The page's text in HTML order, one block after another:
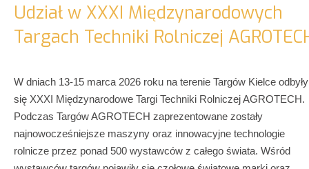
Udział w XXXI Międzynarodowych
Targach Techniki Rolniczej
W dniach 13-15 marca 2026 roku na terenie Targów Kielce odbyły
się XXXI Międzynarodowe Targi Techniki Rolniczej AGROTECH.
Podczas Targów AGROTECH zaprezentowane zostały
najnowocześniejsze maszyny oraz innowacyjne technologie
rolnicze przez ponad 500 wystawców z całego świata. Wśród